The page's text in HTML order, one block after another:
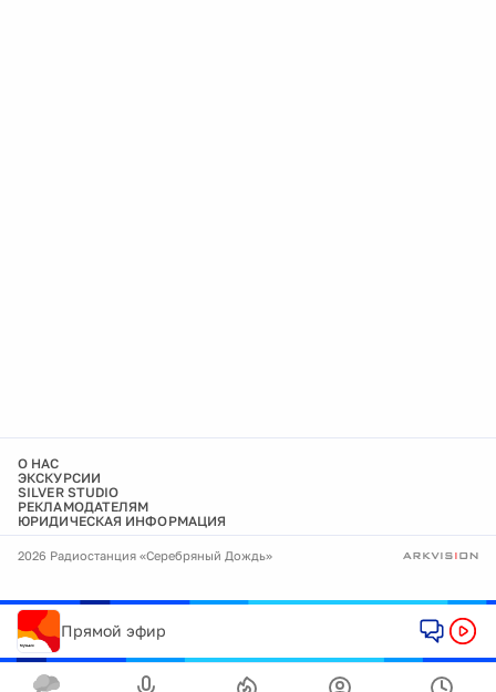
О НАС
ЭКСКУРСИИ
SILVER STUDIO
РЕКЛАМОДАТЕЛЯМ
ЮРИДИЧЕСКАЯ ИНФОРМАЦИЯ
2026 Радиостанция «Серебряный Дождь»
Прямой эфир